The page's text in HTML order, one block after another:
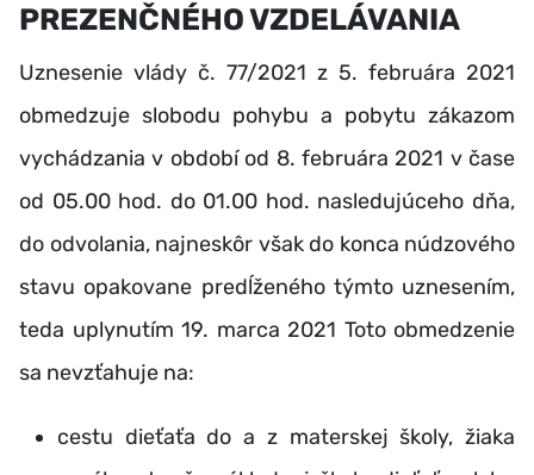
PREZENČNÉHO VZDELÁVANIA
Uznesenie vlády č. 77/2021 z 5. februára 2021
obmedzuje slobodu pohybu a pobytu zákazom
vychádzania v období od 8. februára 2021 v čase
od 05.00 hod. do 01.00 hod. nasledujúceho dňa,
do odvolania, najneskôr však do konca núdzového
stavu opakovane predĺženého týmto uznesením,
teda uplynutím 19. marca 2021 Toto obmedzenie
sa nevzťahuje na:
cestu dieťaťa do a z materskej školy, žiaka